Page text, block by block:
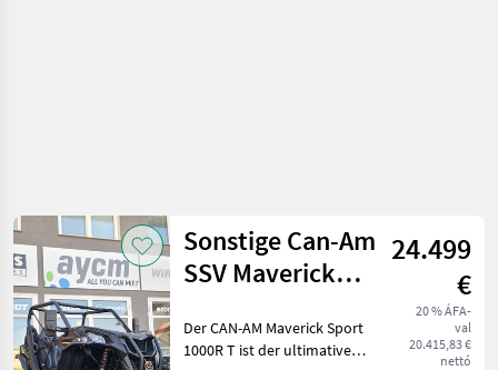
Sonstige Can-Am
SSV Maverick
DPS 60 ABS BK
24.499
€
20 % ÁFA-
val
20.415,83 €
nettó
Der CAN-AM Maverick Sport
1000R T ist der ultimative